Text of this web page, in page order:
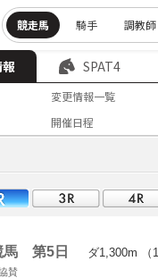
競走馬 騎手 調教師
SPAT4
変更情報一覧
開催日程
第5日 ダ1,300m （
賛